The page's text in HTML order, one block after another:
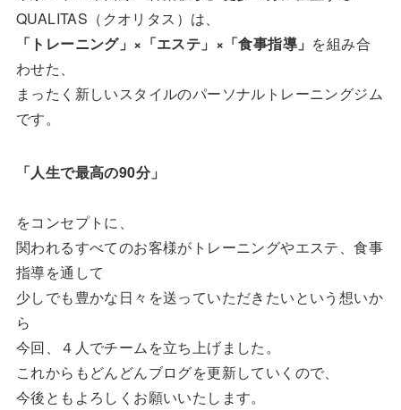
QUALITAS（クオリタス）は、
「トレーニング」×「エステ」×「食事指導」 を組み合
わせた、
まったく新しいスタイルのパーソナルトレーニングジム
です。
「人生で最高の90分」
をコンセプトに、
関われるすべてのお客様がトレーニングやエステ、食事
指導を通して
少しでも豊かな日々を送っていただきたいという想いか
ら
今回、４人でチームを立ち上げました。
これからもどんどんブログを更新していくので、
今後ともよろしくお願いいたします。